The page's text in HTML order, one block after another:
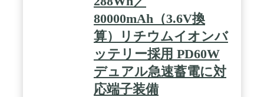
パネルからは最短2時間※で急速充電 (最大600W入
力)。車での移動中もシガーソケットから充電でき
ます。(※Anker Solix PS400 Portable Power Station 2
枚を並列接続時) / もしもの時に心強い防災機能 : 一
般的なポータブル電源と異なり、本製品は充電
100%で長期保管できるだけでなく、主電源のOFF機
能を新たに搭載することで、自然放電も抑制 (半年
で約5%)。いざという時に最大限の電力を残すこと
ができます。 / スマホから遠隔操作：従来の
80000mAh（3.6V換
算）リチウムイオンバ
ッテリー採用 PD60W
デュアル急速蓄電に対
応端子装備